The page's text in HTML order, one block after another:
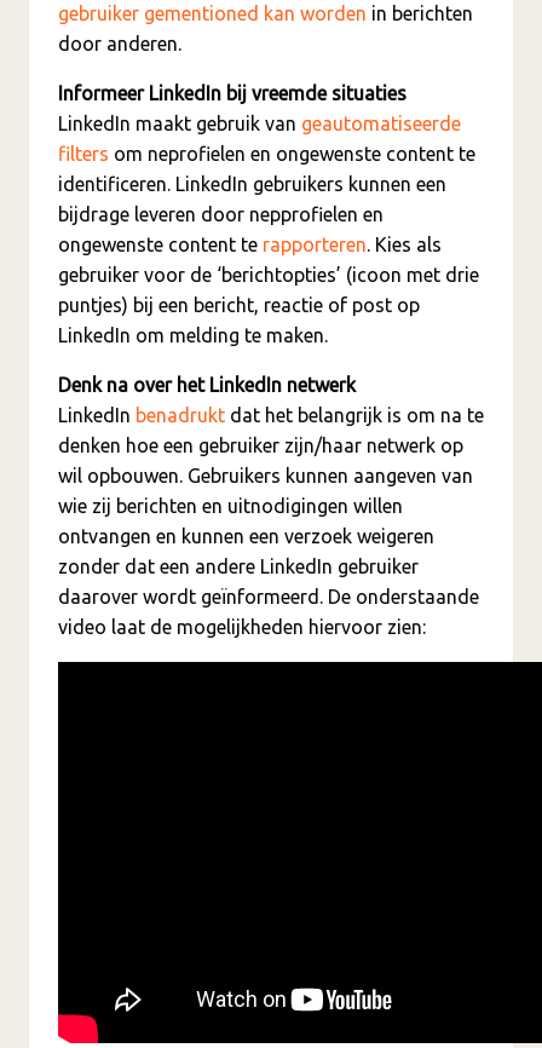
gebruiker gementioned kan worden in berichten
door anderen.
Informeer LinkedIn bij vreemde situaties
LinkedIn maakt gebruik van geautomatiseerde
filters om neprofielen en ongewenste content te
identificeren. LinkedIn gebruikers kunnen een
bijdrage leveren door nepprofielen en
ongewenste content te rapporteren. Kies als
gebruiker voor de ‘berichtopties’ (icoon met drie
puntjes) bij een bericht, reactie of post op
LinkedIn om melding te maken.
Denk na over het LinkedIn netwerk
LinkedIn benadrukt dat het belangrijk is om na te
denken hoe een gebruiker zijn/haar netwerk op
wil opbouwen. Gebruikers kunnen aangeven van
wie zij berichten en uitnodigingen willen
ontvangen en kunnen een verzoek weigeren
zonder dat een andere LinkedIn gebruiker
daarover wordt geïnformeerd. De onderstaande
video laat de mogelijkheden hiervoor zien: